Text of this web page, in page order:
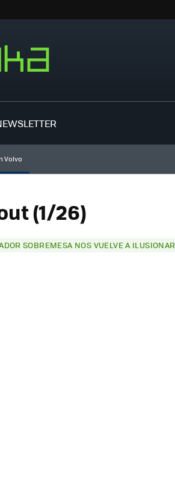
Volvo
(1/26)
SOBREMESA NOS VUELVE A ILUSIONAR